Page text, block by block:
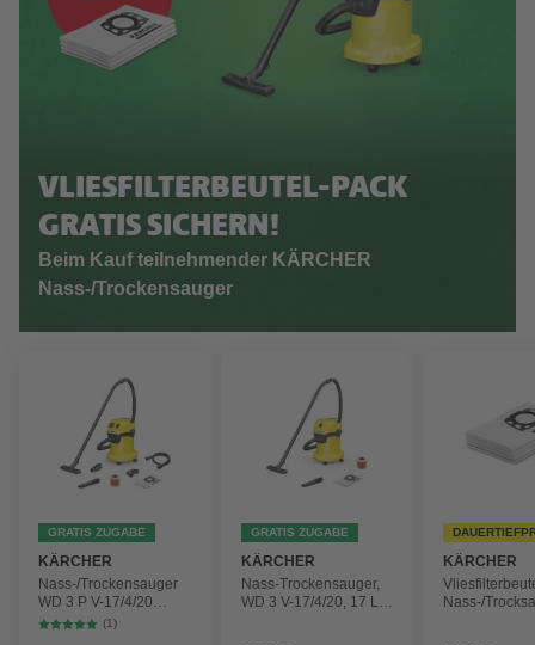
VLIESFILTERBEUTEL-PACK
GRATIS SICHERN!
Beim Kauf teilnehmender KÄRCHER
Nass-/Trockensauger
GRATIS ZUGABE
KÄRCHER
Nass-/Trockensauger
WD 3 P V-17/4/20
Workshop mit
(1)
GRATIS ZUGABE
KÄRCHER
Nass-Trockensauger,
WD 3 V-17/4/20, 17 L,
KÄRCHER
Nass-/